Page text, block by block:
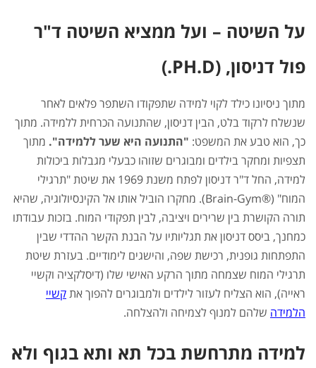
על השיטה – ועל ממציא השיטה ד"ר
פול דניסון, (PH.D.)
מתוך ניסיונו כילד לקוי למידה שתפקודו השתפר פלאים לאחר
שנשלח לרקוד בלט, הבין דניסון, שהתנועה הכרחית ללמידה. מתוך
כך, הוא טבע את המשפט: "התנועה היא שער ללמידה". מתוך
תצפיות ומחקר בילדים ומבוגרים שזוהו כבעלי מגבלות ביכולות
למידה, החל ד"ר דניסון לפתח משנת 1969 את שיטת "תרגילי
המוח" (®Brain-Gym). מחקרו הוביל אותו אל
הקינסיולוגיה, שהיא
תורה הקושרת בין שרירים ויציבה, לבין תפקודי המוח. בזכות עבודתו
כמחנך, ביסס דניסון את תגליותיו על הבנת הקשר ההדדי שבין
התפתחות גופנית, רכישת שפה, והישגים לימודיים. בעזרת שיטת
תרגילי המוח שצמחה מתוך הרקע האישי שלו (דיסלקציה וקשיי
ראייה), הוא הצליח לעזור לילדים ולמבוגרים להפוך אתקשיי
הלמידה שלהם למנוף לצמיחה ולהצלחה.
למידה מתרחשת בכל תא ותא בגוף ולא